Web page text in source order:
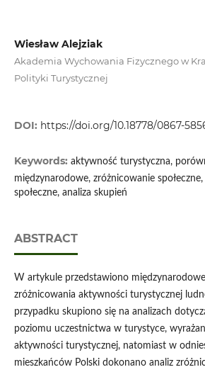
Wiesław Alejziak
Akademia Wychowania Fizycznego w
Polityki Turystycznej
DOI: https://doi.org/10.18778/0867-
Keywords: aktywność turystyczna,
międzynarodowe, zróżnicowanie
społeczne, analiza skupień
ABSTRACT
W artykule przedstawiono
zróżnicowania aktywności turystycznej
przypadku skupiono się na analizach
poziomu uczestnictwa w turystyce,
aktywności turystycznej, natomiast w
mieszkańców Polski dokonano analiz